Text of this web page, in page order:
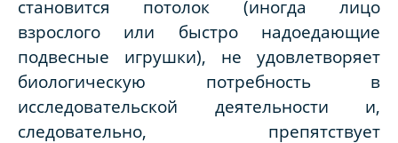
становится потолок (иногда лицо
взрослого или быстро надоедающие
подвесные игрушки), не удовлетворяет
биологическую потребность в
исследовательской деятельности и,
следовательно, препятствует